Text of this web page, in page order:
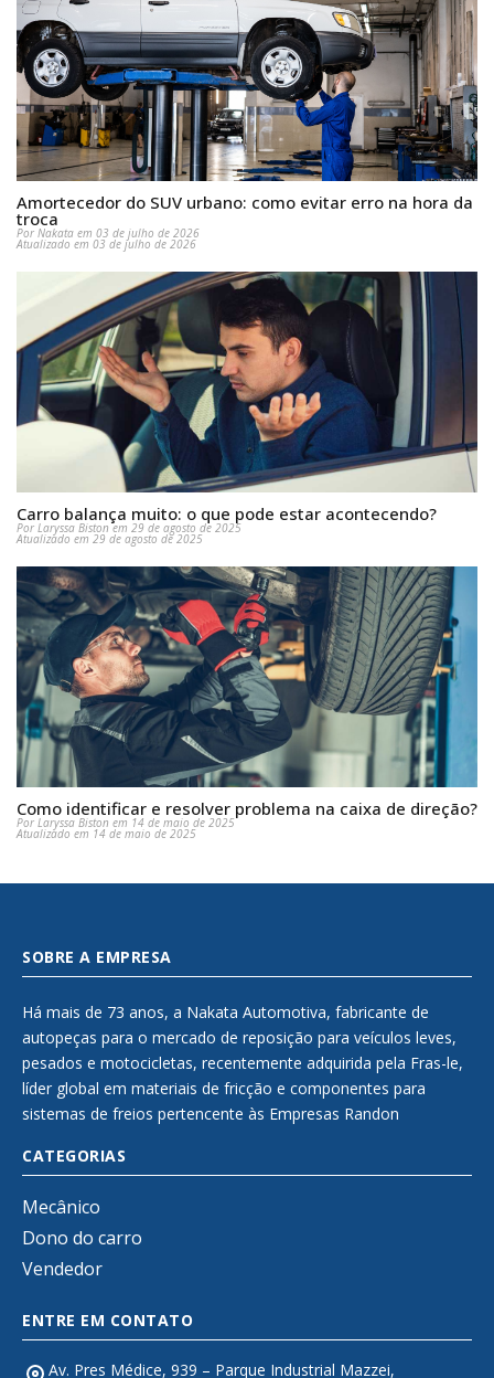
Amortecedor do SUV urbano: como evitar erro na hora da
troca
Por Nakata em 03 de julho de 2026
Atualizado em 03 de julho de 2026
Carro balança muito: o que pode estar acontecendo?
Por Laryssa Biston em 29 de agosto de 2025
Atualizado em 29 de agosto de 2025
Como identificar e resolver problema na caixa de direção?
Por Laryssa Biston em 14 de maio de 2025
Atualizado em 14 de maio de 2025
SOBRE A EMPRESA
Há mais de 73 anos, a Nakata Automotiva, fabricante de
autopeças para o mercado de reposição para veículos leves,
pesados e motocicletas, recentemente adquirida pela Fras-le,
líder global em materiais de fricção e componentes para
sistemas de freios pertencente às Empresas Randon
CATEGORIAS
Mecânico
Dono do carro
Vendedor
ENTRE EM CONTATO
Av. Pres Médice, 939 – Parque Industrial Mazzei,